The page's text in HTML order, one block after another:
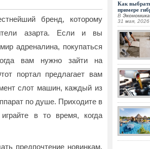
бренд, которому
азарта. Если и вы
адреналина, покупаться
вам нужно зайти на
портал предлагает вам
слот машин, каждый из
по душе. Приходите в
в то время, когда
предпочтение новинкам,
Как
примере
В Экономика
31 мая, 2026